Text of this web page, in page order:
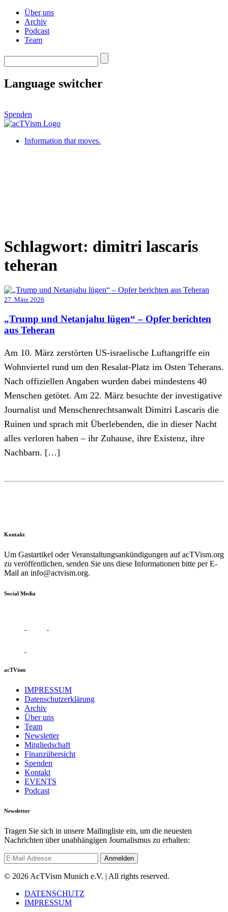
Über uns
Archiv
Podcast
Team
Language switcher
Spenden
Information that moves.
Schlagwort: dimitri lascaris
teheran
27. März 2026
„Trump und Netanjahu lügen“ – Opfer berichten
aus Teheran
Am 10. März zerstörten US-israelische Luftangriffe ein
Wohnviertel rund um den Resalat-Platz im Osten Teherans.
Nach offiziellen Angaben wurden dabei mindestens 40
Menschen getötet. Am 22. März besuchte der investigative
Journalist und Menschenrechtsanwalt Dimitri Lascaris die
Ruinen und sprach mit Überlebenden, die in dieser Nacht
alles verloren haben – ihr Zuhause, ihre Existenz, ihre
Nachbarn. […]
Kontakt
Um Gastartikel oder Veranstaltungsankündigungen auf acTVism.org
zu veröffentlichen, senden Sie uns diese Informationen bitte per E-
Mail an info@actvism.org.
Social Media
acTVism
IMPRESSUM
Datenschutzerklärung
Archiv
Über uns
Team
Newsletter
Mitgliedschaft
Finanzübersicht
Spenden
Kontakt
EVENTS
Podcast
Newsletter
Tragen Sie sich in unsere Mailingliste ein, um die neuesten
Nachrichten über unabhängigen Journalismus zu erhalten:
© 2026 AcTVism Munich e.V. | All rights reserved.
DATENSCHUTZ
IMPRESSUM